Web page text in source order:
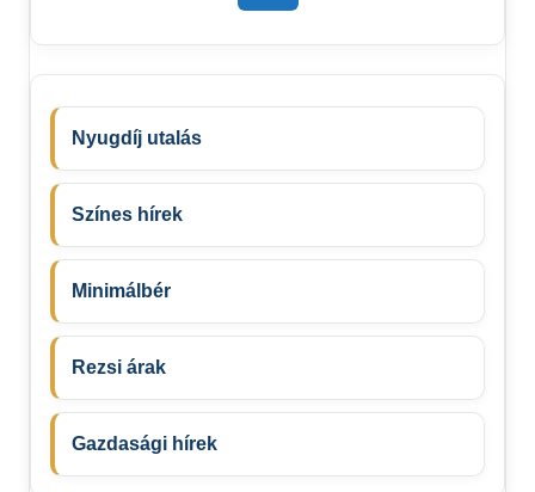
Nyugdíj utalás
Színes hírek
Minimálbér
Rezsi árak
Gazdasági hírek